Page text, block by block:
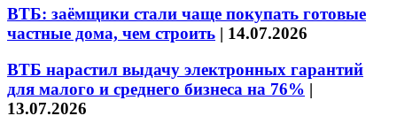
ВТБ: заёмщики стали чаще покупать готовые
частные дома, чем строить | 14.07.2026
ВТБ нарастил выдачу электронных гарантий
для малого и среднего бизнеса на 76% |
13.07.2026